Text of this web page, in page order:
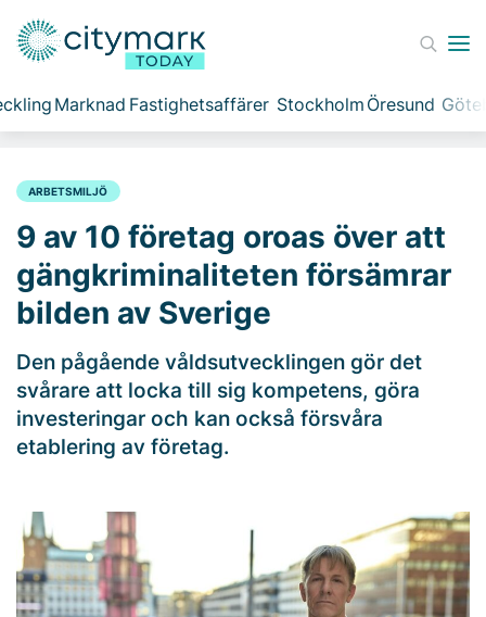
Marknad Fastighetsaffärer Stockholm Öresund
ARBETSMILJÖ
9 av 10 företag oroas över att
gängkriminaliteten försämrar
bilden av Sverige
Den pågående våldsutvecklingen gör det
svårare att locka till sig kompetens, göra
investeringar och kan också försvåra
etablering av företag.